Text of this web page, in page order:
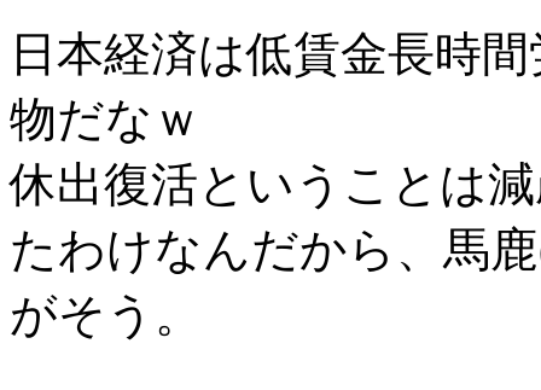
日本経済は低賃金長時
物だなｗ
休出復活ということは
たわけなんだから、馬
がそう。